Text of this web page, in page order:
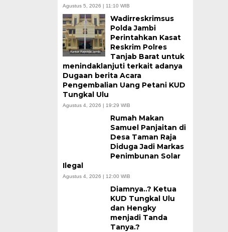
Agustus 5, 2026 | 11:10 WIB
Wadirreskrimsus
Polda Jambi
Perintahkan Kasat
Reskrim Polres
Tanjab Barat untuk
menindaklanjuti terkait adanya
Dugaan berita Acara
Pengembalian Uang Petani KUD
Tungkal Ulu
Agustus 4, 2026 | 19:29 WIB
Rumah Makan
Samuel Panjaitan di
Desa Taman Raja
Diduga Jadi Markas
Penimbunan Solar
Ilegal
Agustus 4, 2026 | 12:00 WIB
Diamnya..? Ketua
KUD Tungkal Ulu
dan Hengky
menjadi Tanda
Tanya.?